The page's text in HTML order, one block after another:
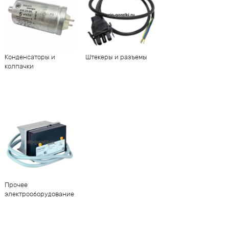
Конденсаторы и
колпачки
Штекеры и разъемы
Прочее
электрооборудование